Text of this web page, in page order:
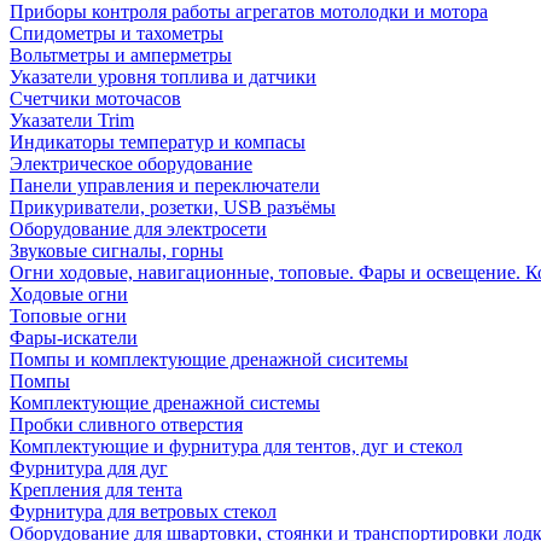
Приборы контроля работы агрегатов мотолодки и мотора
Спидометры и тахометры
Вольтметры и амперметры
Указатели уровня топлива и датчики
Счетчики моточасов
Указатели Trim
Индикаторы температур и компасы
Электрическое оборудование
Панели управления и переключатели
Прикуриватели, розетки, USB разъёмы
Оборудование для электросети
Звуковые сигналы, горны
Огни ходовые, навигационные, топовые. Фары и освещение.
Ходовые огни
Топовые огни
Фары-искатели
Помпы и комплектующие дренажной сиситемы
Помпы
Комплектующие дренажной системы
Пробки сливного отверстия
Комплектующие и фурнитура для тентов, дуг и стекол
Фурнитура для дуг
Крепления для тента
Фурнитура для ветровых стекол
Оборудование для швартовки, стоянки и транспортировки